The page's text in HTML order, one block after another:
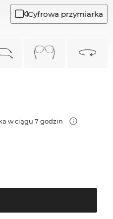
Cyfrowa przymiarka
w ciągu 7 godzin